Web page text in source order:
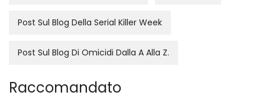
Post Sul Blog Della Serial Killer Week
Post Sul Blog Di Omicidi Dalla A Alla Z.
Raccomandato